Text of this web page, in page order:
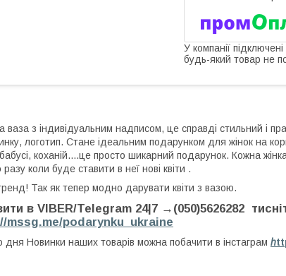
У компанії
будь-який товар не
ваза з індивідуальним надписом, це справді стильний і
логотип. Стане ідеальним подарунком для жінок на
коханій....це просто шикарний подарунок. Кожна
разу коли буде ставити в неї нові квіти .
Так як тепер модно дарувати квіти з вазою.
в VIBER/Telegram 24|7 →(050)5626282
mssg.me/podarynku_ukraine
дня Новинки наших товарів можна побачити в інстаграм h